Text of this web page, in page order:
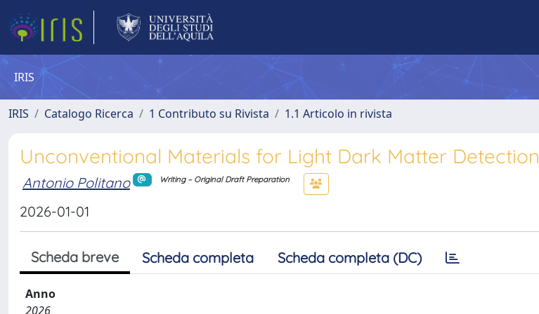
IRIS
IRIS Catalogo Ricerca 1 Contributo su Rivista 1.1 Articolo in rivista
Unconventional Materials for Light Dark Matter Detection
Antonio Politano Writing – Original Draft Preparation
2026-01-01
Scheda breve Scheda completa Scheda completa (DC)
Anno
2026